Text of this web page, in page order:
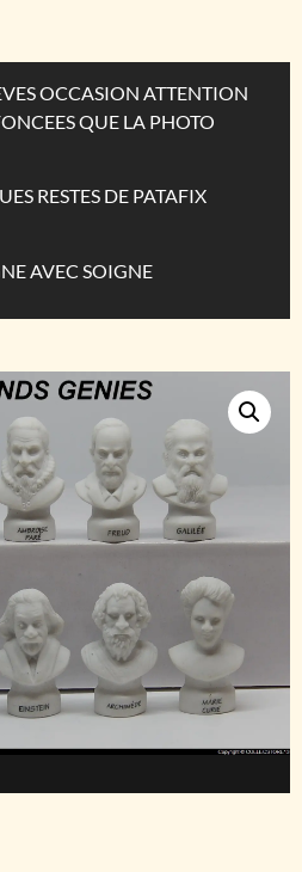
OCCASION ATTENTION
QUE LA PHOTO
RESTES DE PATAFIX
AVEC SOIGNE